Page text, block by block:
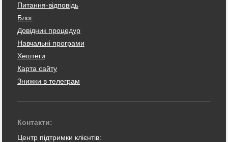
Питання-відповідь
Блог
Довідник процедур
Навчальні програми
Хештеги
Карта сайту
Знижки в телеграм
Контакти:
Центр підтримки клієнтів: